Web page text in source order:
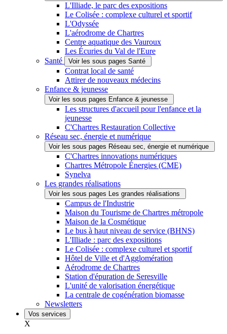
L'Illiade, le parc des expositions
Le Colisée : complexe culturel et sportif
L'Odyssée
L'aérodrome de Chartres
Centre aquatique des Vauroux
Les Écuries du Val de l'Eure
Santé
Voir les sous pages Santé
Contrat local de santé
Attirer de nouveaux médecins
Enfance & jeunesse
Voir les sous pages Enfance & jeunesse
Les structures d'accueil pour l'enfance et la
jeunesse
C'Chartres Restauration Collective
Réseau sec, énergie et numérique
Voir les sous pages Réseau sec, énergie et numérique
C'Chartres innovations numériques
Chartres Métropole Énergies (CME)
Synelva
Les grandes réalisations
Voir les sous pages Les grandes réalisations
Campus de l'Industrie
Maison du Tourisme de Chartres métropole
Maison de la Cosmétique
Le bus à haut niveau de service (BHNS)
L'Illiade : parc des expositions
Le Colisée : complexe culturel et sportif
Hôtel de Ville et d'Agglomération
Aérodrome de Chartres
Station d'épuration de Seresville
L'unité de valorisation énergétique
La centrale de cogénération biomasse
Newsletters
Vos services
X